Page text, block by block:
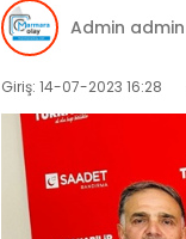
Admin admin
Giriş: 14-07-2023 16:28